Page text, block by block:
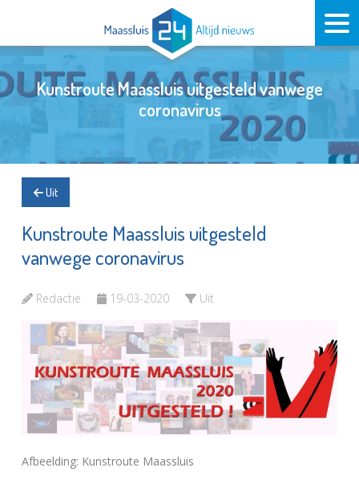
Kunstroute Maassluis uitgesteld vanwege
coronavirus
Uit
Kunstroute Maassluis uitgesteld
vanwege coronavirus
Redactie 19-03-2020 Uit
Afbeelding: Kunstroute Maassluis